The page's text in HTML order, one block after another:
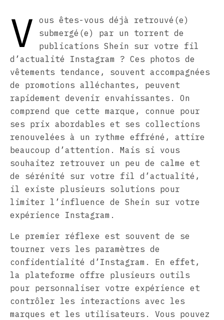
V
ous êtes-vous déjà retrouvé(e)
submergé(e) par un torrent de
publications Shein sur votre fil
d’actualité Instagram ? Ces photos de
vêtements tendance, souvent accompagnées
de promotions alléchantes, peuvent
rapidement devenir envahissantes. On
comprend que cette marque, connue pour
ses prix abordables et ses collections
renouvelées à un rythme effréné, attire
beaucoup d’attention. Mais si vous
souhaitez retrouver un peu de calme et
de sérénité sur votre fil d’actualité,
il existe plusieurs solutions pour
limiter l’influence de Shein sur votre
expérience Instagram.
Le premier réflexe est souvent de se
tourner vers les paramètres de
confidentialité d’Instagram. En effet,
la plateforme offre plusieurs outils
pour personnaliser votre expérience et
contrôler les interactions avec les
marques et les utilisateurs. Vous pouvez